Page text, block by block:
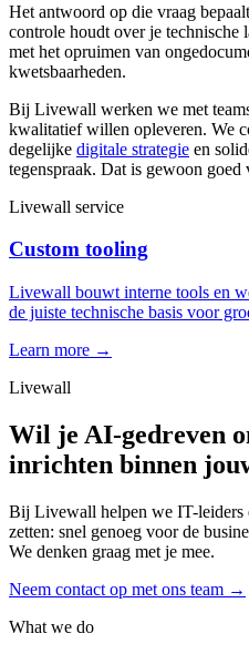
Het antwoord op die vraag
controle houdt over je technische
met het opruimen van
kwetsbaarheden.
Bij Livewall werken we met
kwalitatief willen opleveren. We
degelijke digitale strategie en
tegenspraak. Dat is gewoon goed
Livewall service
Custom tooling
Livewall bouwt interne tools en
de juiste technische basis voor
Learn more →
Livewall
Wil je AI-gedreven
inrichten binnen
Bij Livewall helpen we IT-leiders
zetten: snel genoeg voor de
We denken graag met je mee.
Neem contact op met ons team →
What we do